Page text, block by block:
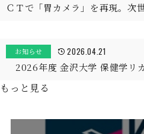
ＣＴで「胃カメラ」を再現。次
お知らせ 2026.04.21
2026年度 金沢大学 保健学リ
もっと見る